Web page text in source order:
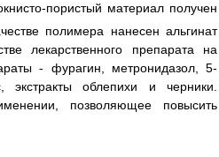
пористый материал получен
полимера нанесен альгинат
лекарственного препарата на
- фурагин, метронидазол, 5-
экстракты облепихи и черники.
позволяющее повысить